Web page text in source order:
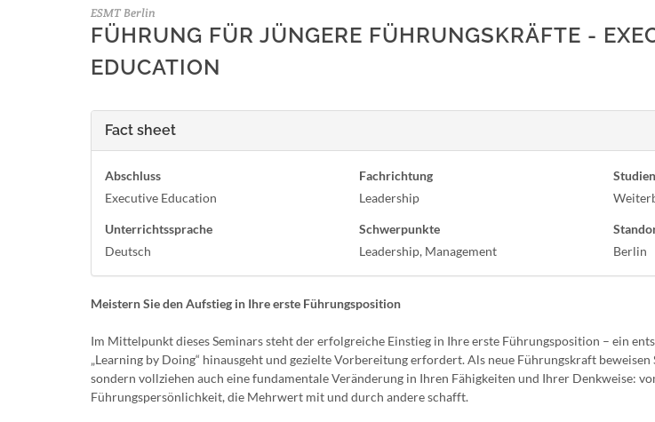
ESMT Berlin
FÜHRUNG FÜR JÜNGERE FÜHRUNGSKRÄFTE -
EDUCATION
Fact sheet
Abschluss
Executive Education
Unterrichtssprache
Deutsch
Fachrichtung
Leadership
Schwerpunkte
Leadership, Management
Berlin
Meistern Sie den Aufstieg in Ihre erste Führungsposition
Im Mittelpunkt dieses Seminars steht der erfolgreiche Einstieg in Ihre erste Führungsposition – ein
„Learning by Doing“ hinausgeht und gezielte Vorbereitung erfordert. Als neue Führungskraft
sondern vollziehen auch eine fundamentale Veränderung in Ihren Fähigkeiten und Ihrer Denkweise:
Führungspersönlichkeit, die Mehrwert mit und durch andere schafft.